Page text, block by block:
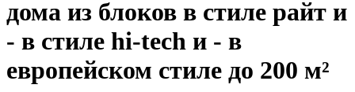
дома из блоков в стиле райт и
- в стиле hi-tech и - в
европейском стиле до 200 м²